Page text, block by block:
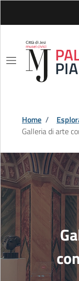
Home /
Galleria di arte